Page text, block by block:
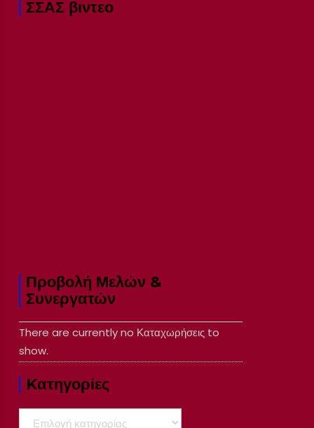
ΣΣΑΣ βιντεο
Προβολή Μελών &
Συνεργατών
There are currently no Καταχωρήσεις to
show.
Kατηγορίες
Kατηγορίες